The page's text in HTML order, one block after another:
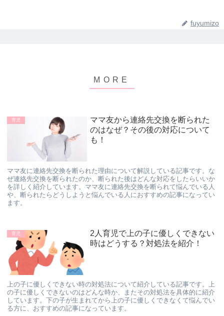
fuyumizo
育児
ママ友から連絡先交換を断られた
のはなぜ？その後の対応について
も！
ママ友に連絡先交換を断られた理由について解説している記事です。な
ぜ連絡先交換を断られたのか、断られた後はどんな対応をしたらいいか
を詳しく紹介しています。ママ友に連絡先交換を断られて悩んでいる人
や、断られたらどうしようと悩んでいる人におすすめの記事になってい
ます。
育児
2人育児で上の子に優しくできない
時はどうする？対処法を紹介！
上の子に優しくできない時の対処法について紹介している記事です。上
の子に優しくできないのはどんな時か、またその対処法を具体的に紹介
しています。下の子が生まれてから上の子に優しくできなくて悩んでい
る方に、おすすめの記事になっています。